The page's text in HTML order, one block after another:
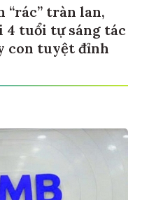
tràn lan,
4 tuổi tự sáng tác
con tuyệt đỉnh